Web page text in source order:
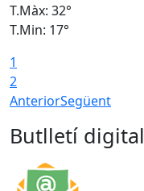
T.Màx: 32°
T.Min: 17°
1
2
AnteriorSegüent
Butlletí digital